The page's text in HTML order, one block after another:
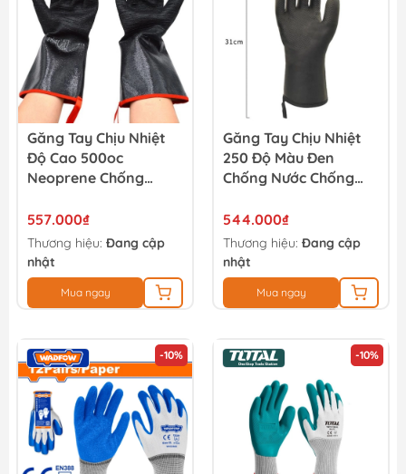
Găng Tay Chịu Nhiệt
Độ Cao 500oc
Neoprene Chống
Chống Axit, Chống
Kiềm Và Dầu 14 Inches
557.000₫
Thương hiệu: Đang cập
nhật
Mua ngay
Găng Tay Chịu Nhiệt
250 Độ Màu Đen
Chống Nước Chống
544.000₫
Thương hiệu: Đang cập
nhật
Mua ngay
-10% -10%